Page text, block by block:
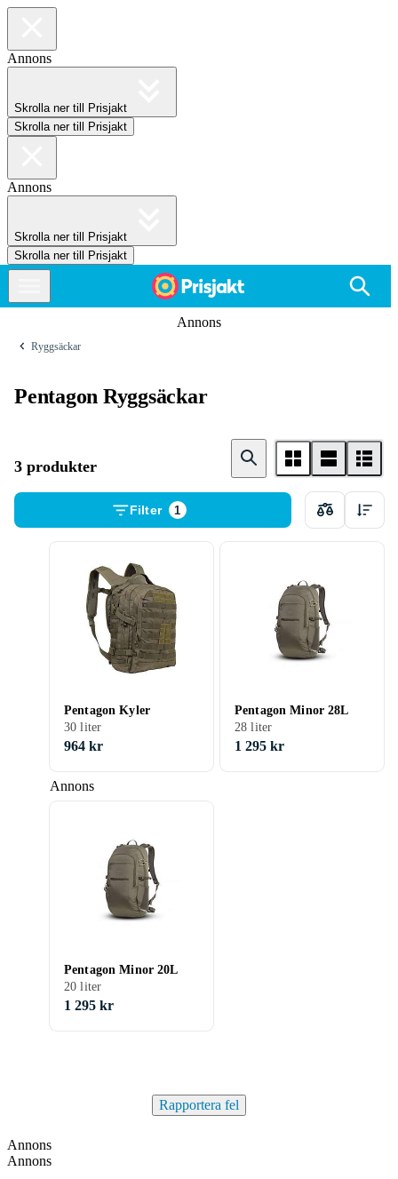
Annons
Skrolla ner till Prisjakt
Skrolla ner till Prisjakt
Annons
Skrolla ner till Prisjakt
Skrolla ner till Prisjakt
Annons
Ryggsäckar
Pentagon Ryggsäckar
3 produkter
Filter 1
Annons
Pentagon Kyler
30 liter
964 kr
Pentagon Minor 28L
28 liter
1 295 kr
Pentagon Minor 20L
20 liter
1 295 kr
Rapportera fel
Annons
Annons